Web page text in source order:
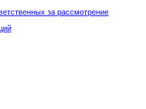
за рассмотрение